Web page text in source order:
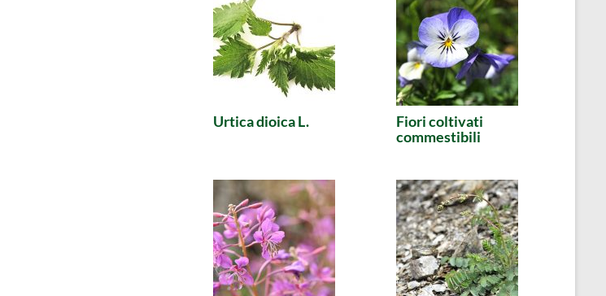
Urtica dioica L.
Fiori coltivati
commestibili